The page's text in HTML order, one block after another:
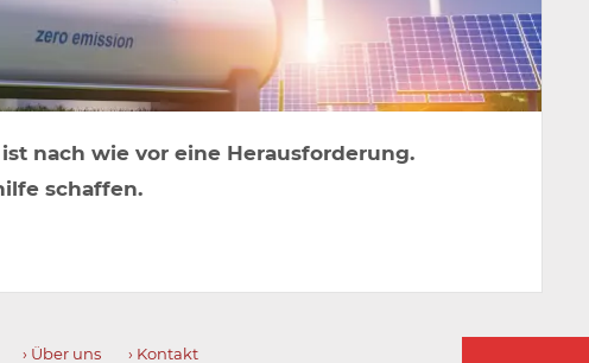
nach wie vor eine Herausforderung.
schaffen.
› Über uns › Kontakt